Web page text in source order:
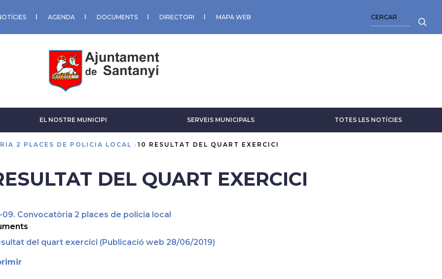
AGENDA DOCUMENTS DIRECTORI MAPA WEB
EL NOSTRE MUNICIPI SERVEIS MUNICIPALS TOTES LES NOTÍCIES
2 PLACES DE POLICIA LOCAL 10 RESULTAT DEL QUART EXERCICI
DEL QUART EXERCICI
09. Convocatòria 2 places de policia local
del quart exercici (Publicació web 28/06/2019)